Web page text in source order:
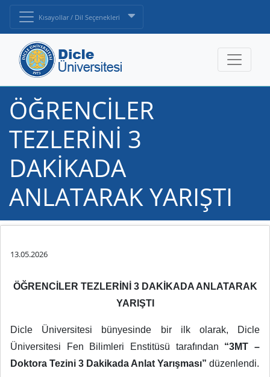
Kısayollar / Dil Seçenekleri
ÖĞRENCİLER
TEZLERİNİ 3
DAKİKADA
ANLATARAK YARIŞTI
13.05.2026
ÖĞRENCİLER TEZLERİNİ 3 DAKİKADA ANLATARAK
YARIŞTI
Dicle Üniversitesi bünyesinde bir ilk olarak, Dicle
Üniversitesi Fen Bilimleri Enstitüsü tarafından “3MT –
Doktora Tezini 3 Dakikada Anlat Yarışması” düzenlendi.